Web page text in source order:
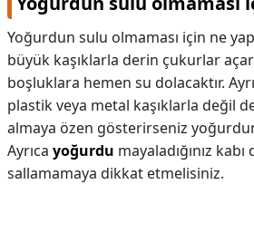
Yoğurdun sulu olmaması için ne
büyük kaşıklarla derin çukurlar
boşluklara hemen su dolacaktır.
plastik veya metal kaşıklarla değil
almaya özen gösterirseniz
Ayrıca yoğurdu mayaladığınız
sallamamaya dikkat etmelisiniz.